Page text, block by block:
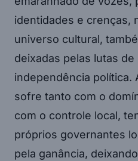
identidades e crenças,
universo cultural,
deixadas pelas lutas de
independência política.
sofre tanto com o
com o controle local,
próprios governantes
pela ganância,